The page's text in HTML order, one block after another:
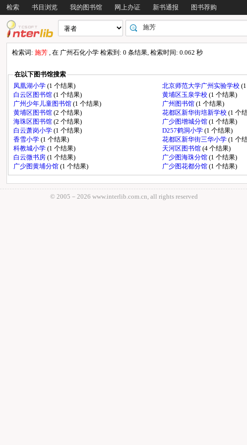
检索 书目浏览 我的图书馆 网上办证 新书通报 图书荐购
检索词:施芳, 在 广州石化小学 检索到: 0 条结果, 检索时间: 0.062 秒
在以下图书馆搜索
凤凰湖小学(1 个结果) 北京师范大学广州实验学校
白云区图书馆(1 个结果) 黄埔区玉泉学校(1 个结果)
广州少年儿童图书馆(1 个结果) 广州图书馆(1 个结果)
黄埔区图书馆(2 个结果) 花都区新华街培新学校(1 个
海珠区图书馆(2 个结果) 广少图增城分馆(1 个结果)
白云萧岗小学(1 个结果) D257鹤洞小学(1 个结果)
香雪小学(1 个结果) 花都区新华街三华小学(1 个
科教城小学(1 个结果) 天河区图书馆(4 个结果)
白云微书房(1 个结果) 广少图海珠分馆(1 个结果)
广少图黄埔分馆(1 个结果) 广少图花都分馆(1 个结果)
© 2005－ 2026 www.interlib.com.cn, all rights reserved